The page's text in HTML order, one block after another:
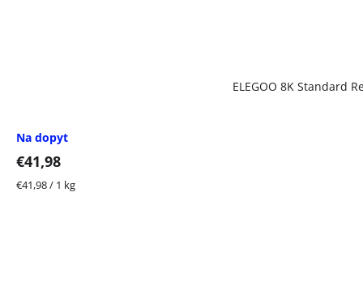
ELEGOO 8K Standard
Na dopyt
€41,98
Jednotková
€41,98 / 1 kg